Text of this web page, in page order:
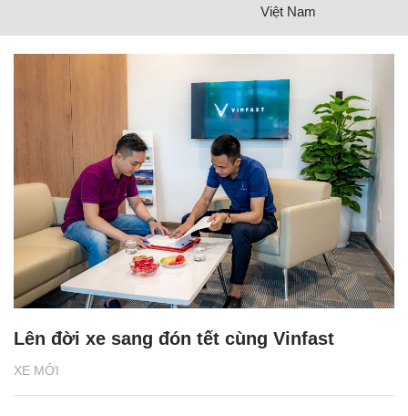
Việt Nam
XE MỚI
Lên đời xe sang đón tết cùng Vinfast